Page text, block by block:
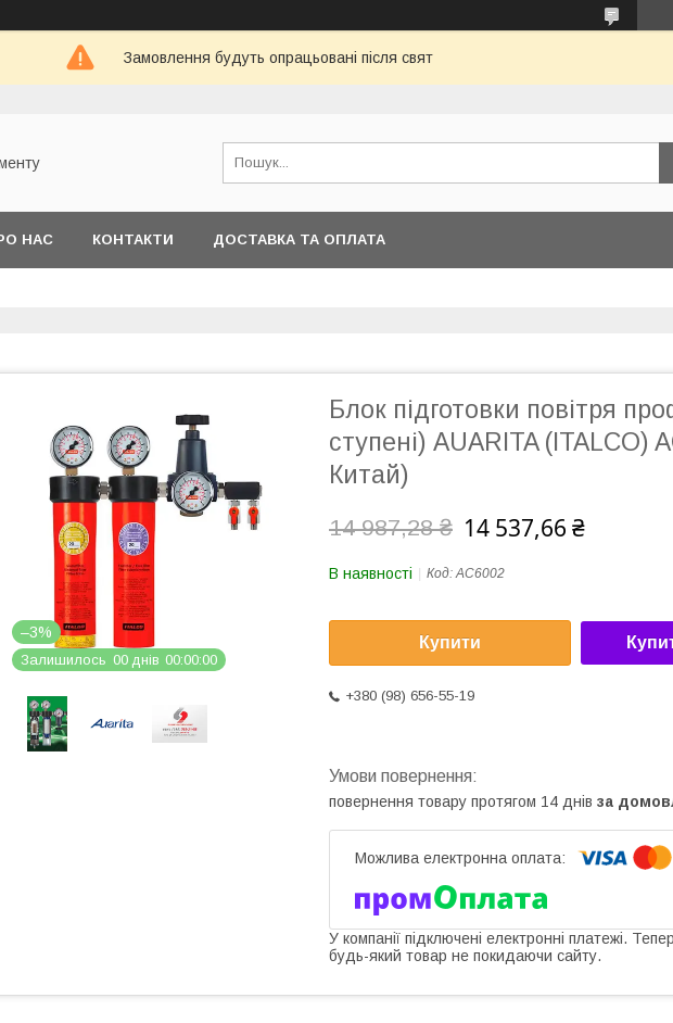
Замовлення будуть опрацьовані після свят
НАС КОНТАКТИ ДОСТАВКА ТА ОПЛАТА
–3%
Залишилось 00 днів 00 00 00
Блок підготовки повітря
ступені) AUARITA (ITALCO)
Китай)
14 987,28 ₴ 14 537,66 ₴
В наявності Код:AC6002
Купити
+380 (98) 656-55-19
повернення товару протягом 14 днів за
У компанії підключені електронні платежі.
будь-який товар не покидаючи сайту.